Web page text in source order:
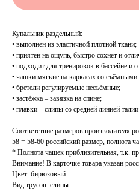
Купальник раздельный:
• выполнен из эластичной плотной ткани;
• приятен на ощупь, быстро сохнет и
• подходит для тренировок в бассейне и
• чашки мягкие на каркасах со
• бретели регулируемые несъёмные;
• застёжка – завязка на спине;
• плавки – слипы со средней линией
Соответствие размеров производителя
58 = 58-60 российский размер, полнота
* Полнота чашек приблизительная, т.к.
Внимание! В карточке товара указан
Цвет: бирюзовый
Вид трусов: слипы